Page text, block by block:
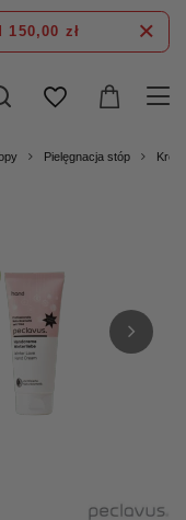
150,00 zł
Pielęgnacja stóp